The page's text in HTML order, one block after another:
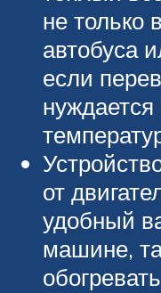
не только
автобуса
если
от
удобный
машине,